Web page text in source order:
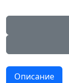
Описание